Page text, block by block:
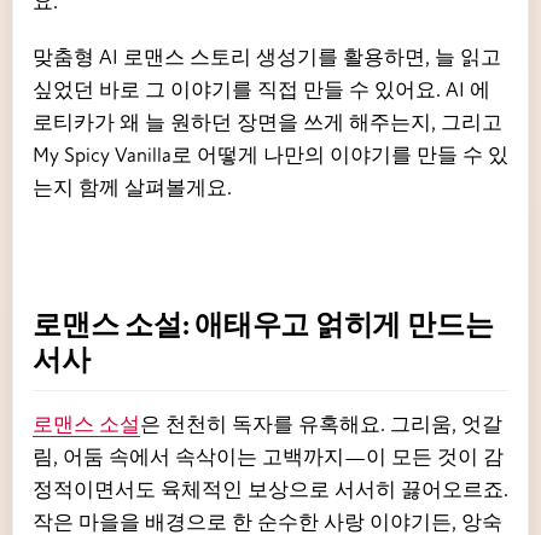
맞춤형 AI 로맨스 스토리 생성기를 활용하면, 늘 읽고
싶었던 바로 그 이야기를 직접 만들 수 있어요. AI 에
로티카가 왜 늘 원하던 장면을 쓰게 해주는지, 그리고
My Spicy Vanilla로 어떻게 나만의 이야기를 만들 수 있
는지 함께 살펴볼게요.
로맨스 소설: 애태우고 얽히게 만드는
서사
로맨스 소설은 천천히 독자를 유혹해요. 그리움, 엇갈
림, 어둠 속에서 속삭이는 고백까지—이 모든 것이 감
정적이면서도 육체적인 보상으로 서서히 끓어오르죠.
작은 마을을 배경으로 한 순수한 사랑 이야기든, 앙숙